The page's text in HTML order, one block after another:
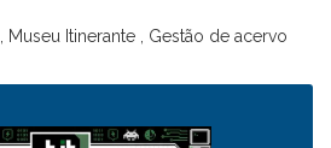
Museu Itinerante , Gestão de acervo